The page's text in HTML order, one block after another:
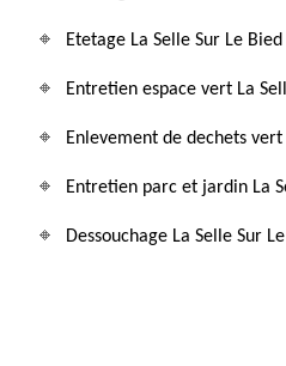
Etetage La Selle Sur Le
Entretien espace vert La
Enlevement de dechets
Entretien parc et jardin La
Dessouchage La Selle Sur